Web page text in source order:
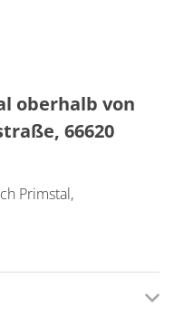
oberhalb von
66620
Primstal,